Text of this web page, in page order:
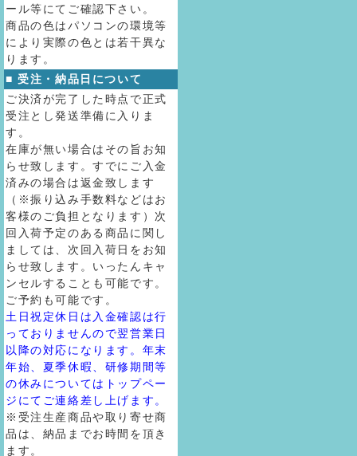
ール等にてご確認下さい。
商品の色はパソコンの環境等
により実際の色とは若干異な
ります。
■ 受注・納品日について
ご決済が完了した時点で正式
受注とし発送準備に入りま
す。
在庫が無い場合はその旨お知
らせ致します。すでにご入金
済みの場合は返金致します
（※振り込み手数料などはお
客様のご負担となります）次
回入荷予定のある商品に関し
ましては、次回入荷日をお知
らせ致します。いったんキャ
ンセルすることも可能です。
ご予約も可能です。
土日祝定休日は入金確認は行
っておりませんので翌営業日
以降の対応になります。年末
年始、夏季休暇、研修期間等
の休みについてはトップペー
ジにてご連絡差し上げます。
※受注生産商品や取り寄せ商
品は、納品までお時間を頂き
ます。